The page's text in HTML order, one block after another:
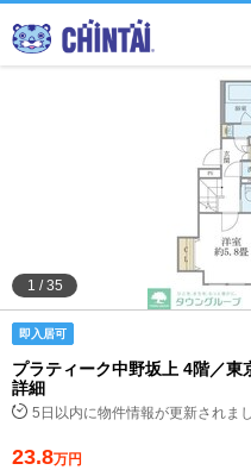
1 /35
即入居可
プラティーク中野坂上 4階／
詳細
5日以内に物件情報が更新されま
23.8万円